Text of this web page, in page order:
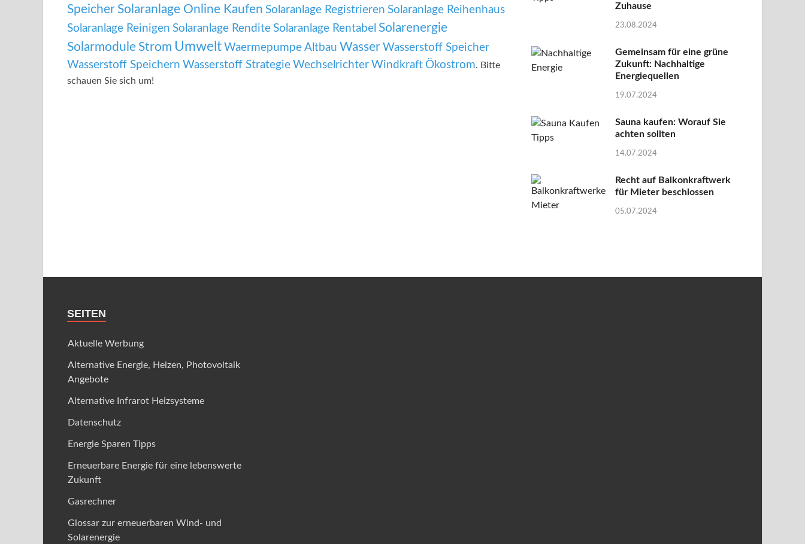
Speicher Solaranlage Online Kaufen Solaranlage Registrieren Solaranlage Reihenhaus
Solaranlage Reinigen Solaranlage Rendite Solaranlage Rentabel Solarenergie
Solarmodule Strom Umwelt Waermepumpe Altbau Wasser Wasserstoff Speicher
Wasserstoff Speichern Wasserstoff Strategie Wechselrichter Windkraft Ökostrom. Bitte
schauen Sie sich um!
Zuhause
23.08.2024
Gemeinsam für eine grüne
Zukunft: Nachhaltige
Energiequellen
19.07.2024
Sauna kaufen: Worauf Sie
achten sollten
14.07.2024
Recht auf Balkonkraftwerk
für Mieter beschlossen
05.07.2024
SEITEN
Aktuelle Werbung
Alternative Energie, Heizen, Photovoltaik
Angebote
Alternative Infrarot Heizsysteme
Datenschutz
Energie Sparen Tipps
Erneuerbare Energie für eine lebenswerte
Zukunft
Gasrechner
Glossar zur erneuerbaren Wind- und
Solarenergie